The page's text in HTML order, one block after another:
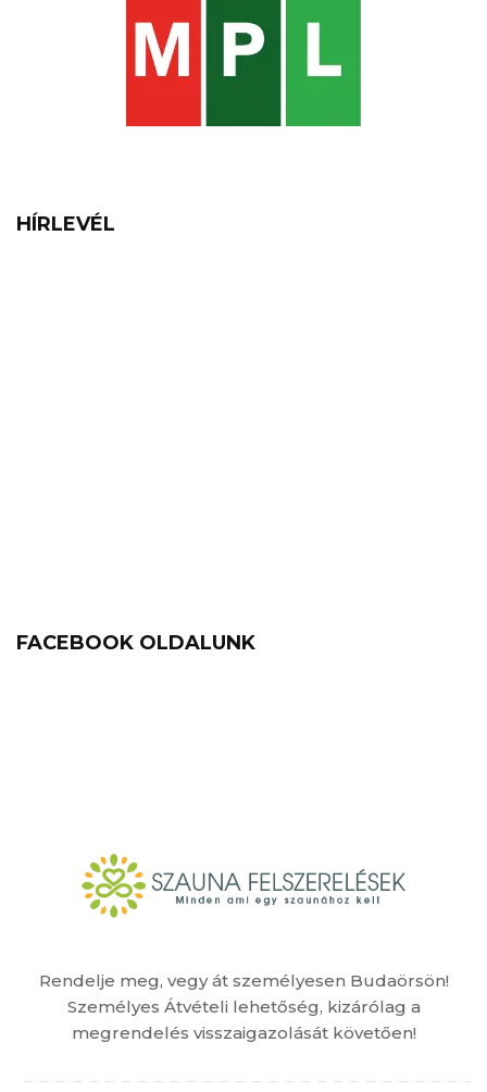
Rendelje meg, vegy át személyesen Budaörsön!
Személyes Átvételi lehetőség, kizárólag a
megrendelés visszaigazolását követően!
HÍRLEVÉL
FACEBOOK OLDALUNK